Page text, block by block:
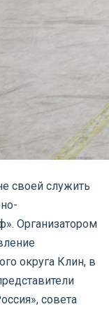
своей служить
Организатором
округа Клин, в
совета